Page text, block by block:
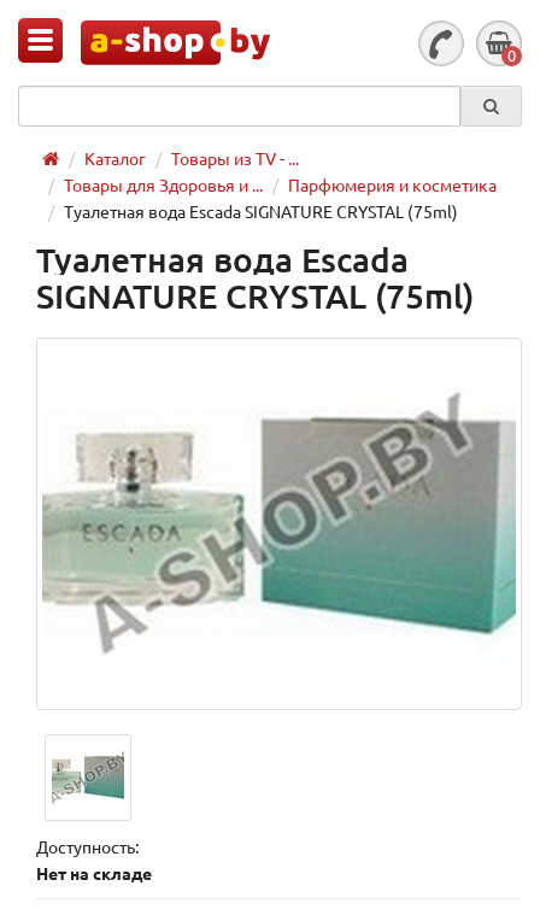
0
Каталог
Товары из TV - ...
Товары для Здоровья и ...
Парфюмерия и косметика
Туалетная вода Escada SIGNATURE CRYSTAL (75ml)
Туалетная вода Escada
SIGNATURE CRYSTAL (75ml)
Доступность:
Нет на складе